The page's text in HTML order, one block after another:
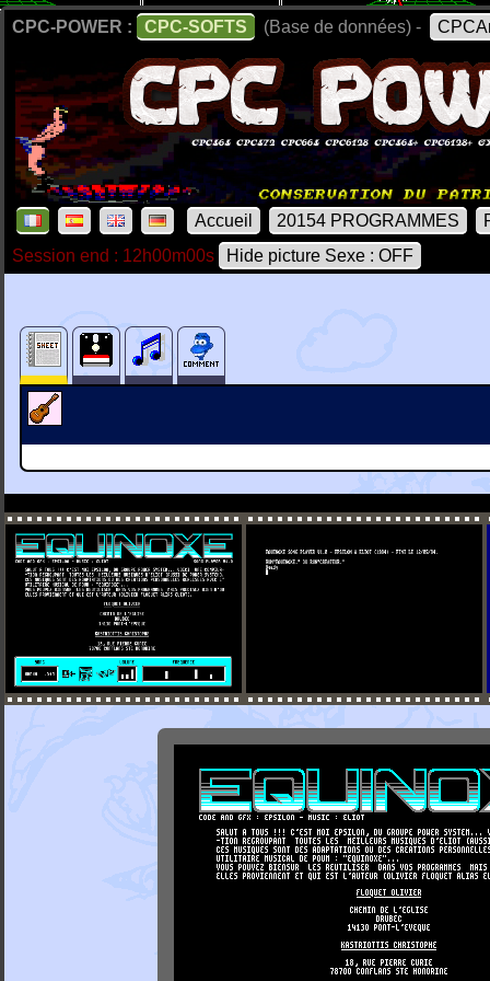
CPC-POWER : CPC-SOFTS (Base de données) -
Accueil 20154 PROGRAMMES
Session end : 12h00m00s
Hide picture Sexe : OFF